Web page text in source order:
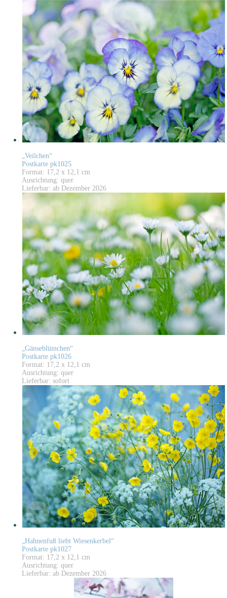
„Veilchen“
Postkarte pk1025
Format: 17,2 x 12,1 cm
Ausrichtung: quer
Lieferbar: ab Dezember 2026
„Gänseblümchen“
Postkarte pk1026
Format: 17,2 x 12,1 cm
Ausrichtung: quer
Lieferbar: sofort
„Hahnenfuß liebt Wiesenkerbel“
Postkarte pk1027
Format: 17,2 x 12,1 cm
Ausrichtung: quer
Lieferbar: ab Dezember 2026